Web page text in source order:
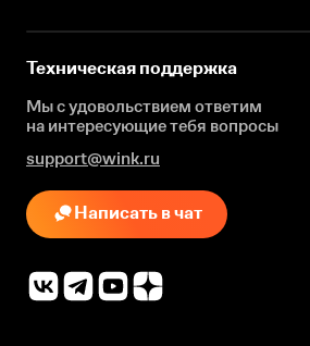
Техническая поддержка
Мы с удовольствием ответим
на интересующиетебя вопросы
support@wink.ru
Написать в чат